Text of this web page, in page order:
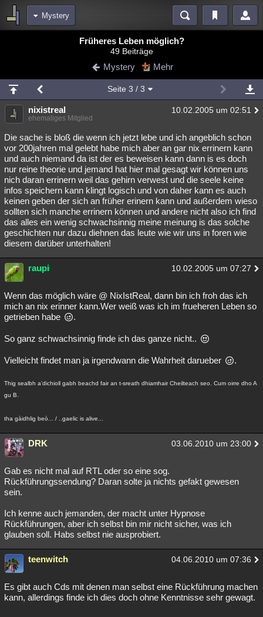
Mystery
Blogs
Chat Wiki Neuigkeiten
meine Rubriken
Menschen Wissenschaft Mystery Kriminalfälle
Spiritualität Verschwörungen Technologie Ufologie
Natur Umfragen Unterhaltung
weitere Rubriken
Philosophie Träume Orte Esoterik Literatur
Astronomie Helpdesk Gruppen Gaming Filme
Musik Clash Verbesserungen
Übersichten
Besucht
Lesenswert Schlüsselwörter
Früheres Leben möglich?
49 Beiträge
Mystery Mehr
Seite 3 / 3
nixistreal 10.02.2005 um 02:51
ehemaliges Mitglied
Die sache is bloß die wenn ich jetzt lebe und ich angeblich schon
vor 200jahren mal gelebt habe mich aber an gar nix errinern kann
und auch niemand da ist der es beweisen kann dann is es doch
nur reine theorie und jemand hat hier mal gesagt wir können uns
nich daran errinern weil das gehirn verwest und die seele keine
infos speichern kann klingt logisch und von daher kann es auch
keinen geben der sich an früher erinern kann und außerdem wieso
sollten sich manche errinern können und andere nicht also ich find
das alles ein wenig schwachsinnig meine meinung is das solche
geschichten nur dazu diehnen das leute wie wir uns in foren wie
diesem darüber unterhalten!
raupi 10.02.2005 um 07:27
Wenn das möglich wäre @ NixIstReal, dann bin ich froh das ich
mich an nix erinner kann.Wer weiß was ich im frueheren Leben so
getrieben habe
.
So ganz schwachsinnig finde ich das ganze nicht..
Vielleicht findet man ja irgendwann die Wahrheit darueber .
Thig sealbh a'dichioll gabh beachd fair an t-sreath dhiamhair Cheilteach seo. Cum oirre dho A
gu B.
tha gàidhlig beò... / ..gaelic is alive...
DRK 03.06.2010 um 23:00
Gab es nicht mal auf RTL oder so eine sog.
Rückführungssendung? Daran solte ja nichts gefakt gewesen
sein.
Ich kenne auch jemanden, der macht unter Hypnose
Rückführungen, aber ich selbst bin mir nicht sicher, was ich
glauben soll. Habs selbst nie ausprobiert.
teenwitch 04.06.2010 um 07:36
Es gibt auch Cds mit denen man selbst eine Rückführung machen
kann, allerdings finde ich dies doch ohne Kenntnisse sehr gewagt.